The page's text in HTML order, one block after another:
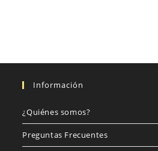
Información
¿Quiénes somos?
Preguntas Frecuentes